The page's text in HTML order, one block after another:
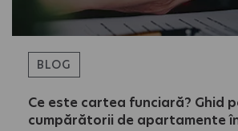
BLOG
Ce este cartea funciară? Ghid
cumpărătorii de apartamente